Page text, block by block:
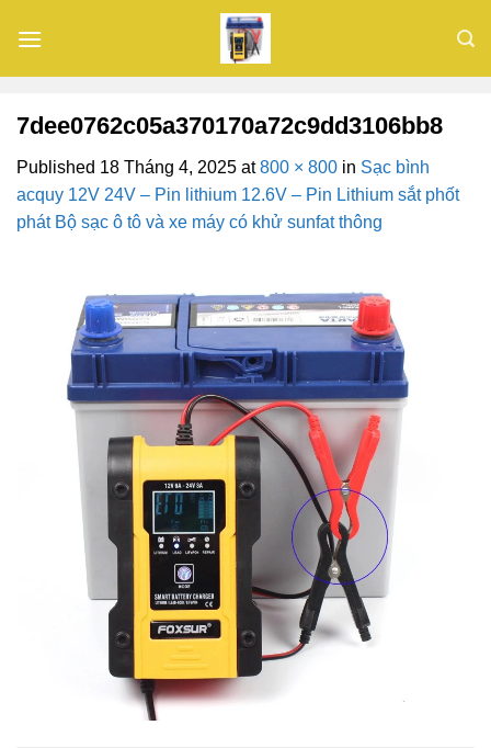
7dee0762c05a370170a72c9dd3106bb8
Published 18 Tháng 4, 2025 at800 × 800 in Sạc bình
acquy 12V 24V – Pin lithium 12.6V – Pin Lithium sắt phốt
phát Bộ sạc ô tô và xe máy có khử sunfat thông